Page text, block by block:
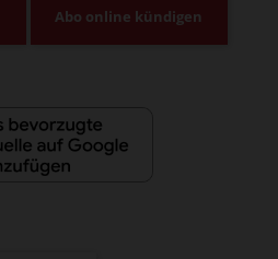
Abo online kündigen